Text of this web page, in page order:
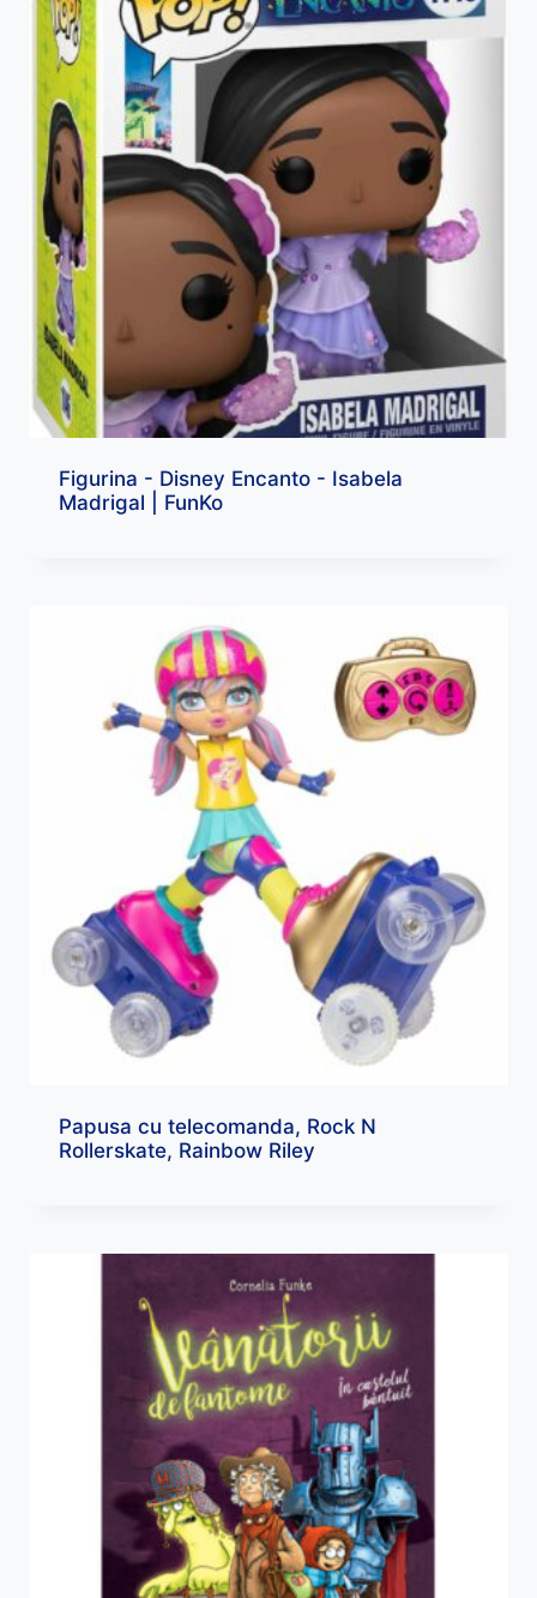
Figurina - Disney Encanto - Isabela
Madrigal | FunKo
Papusa cu telecomanda, Rock N
Rollerskate, Rainbow Riley